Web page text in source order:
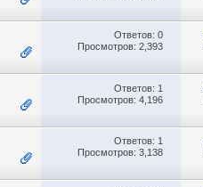
Ответов: 0
Просмотров: 2,393
Ответов: 1
Просмотров: 4,196
Ответов: 1
Просмотров: 3,138